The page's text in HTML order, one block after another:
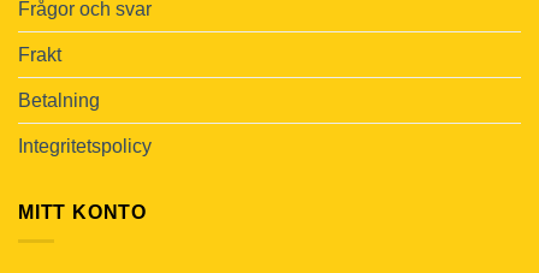
Frågor och svar
Frakt
Betalning
Integritetspolicy
MITT KONTO